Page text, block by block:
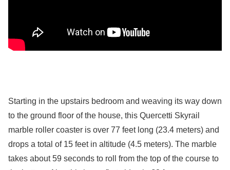
Starting in the upstairs bedroom and weaving its way down
to the ground floor of the house, this Quercetti Skyrail
marble roller coaster is over 77 feet long (23.4 meters) and
drops a total of 15 feet in altitude (4.5 meters). The marble
takes about 59 seconds to roll from the top of the course to